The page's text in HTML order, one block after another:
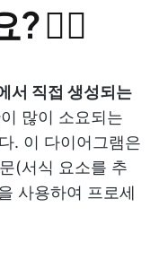
🧜‍♀️
서 직접 생성되는
많이 소요되는
. 이 다이어그램은
(서식 요소를 추
사용하여 프로세